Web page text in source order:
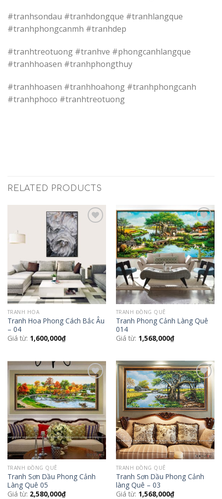
#tranhsondau #tranhdongque #tranhlangque
#tranhphongcanmh #tranhdep
#tranhtreotuong #tranhve #phongcanhlangque
#tranhhoasen #tranhphongthuy
#tranhhoasen #tranhhoahong #tranhphongcanh
#tranhphoco #tranhtreotuong
RELATED PRODUCTS
TRANH HOA
Tranh Hoa Phong Cách Bắc Âu
– 04
Giá từ: 1,600,000₫
Add to
Wishlist
TRANH ĐỒNG QUÊ
Tranh Phong Cảnh Làng Quê
014
Giá từ: 1,568,000₫
Add to
Wishlist
TRANH ĐỒNG QUÊ
Tranh Sơn Dầu Phong Cảnh
Làng Quê 05
Giá từ: 2,580,000₫
Add to
Wishlist
TRANH ĐỒNG QUÊ
Tranh Sơn Dầu Phong Cảnh
làng Quê – 03
Giá từ: 1,568,000₫